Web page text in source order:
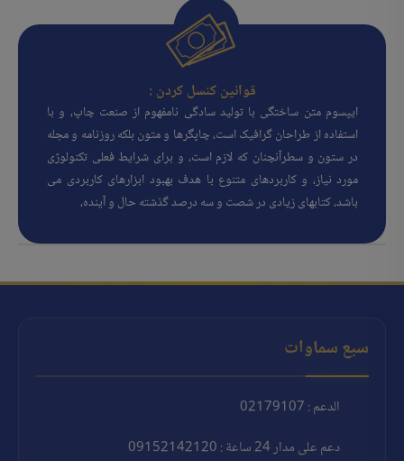
قوانین کنسل کردن :
ایپسوم متن ساختگی با تولید سادگی نامفهوم از صنعت چاپ، و با
استفاده از طراحان گرافیک است، چاپگرها و متون بلکه روزنامه و مجله
در ستون و سطرآنچنان که لازم است، و برای شرایط فعلی تکنولوژی
مورد نیاز، و کاربردهای متنوع با هدف بهبود ابزارهای کاربردی می
باشد، کتابهای زیادی در شصت و سه درصد گذشته حال و آینده،
سبع سماوات
الدعم : 02179107
دعم على مدار 24 ساعة : 09152142120